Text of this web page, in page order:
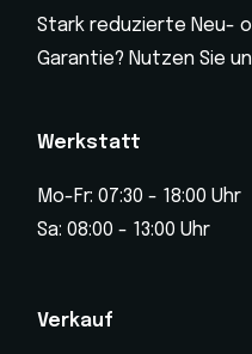
Stark reduzierte Neu-
Garantie? Nutzen Sie
Werkstatt
Mo-Fr: 07:30 - 18:00 Uhr
Sa: 08:00 - 13:00 Uhr
Verkauf